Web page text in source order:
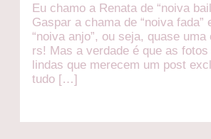
Eu chamo a Renata de “noiva
Gaspar a chama de “noiva
“noiva anjo”, ou seja, quase
rs! Mas a verdade é que as
lindas que merecem um post
tudo […]